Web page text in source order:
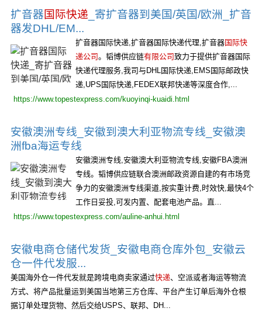
扩音器国际快递 _寄扩音器到美国/英国/欧洲_扩音
器发DHL/EM...
扩音器国际快递,扩音器国际快递代理,扩音器国际快
递公司。韬博供应链有限公司致力于提供扩音器国际
快递代理服务,我司与DHL国际快递,EMS国际邮政快
递,UPS国际快递,FEDEX联邦快递等深度合作,...
https://www.topestexpress.com/kuoyinqi-kuaidi.html
安徽澳洲专线_安徽到澳大利亚物流专线_安徽澳
洲fba海运专线
安徽澳洲专线,安徽澳大利亚物流专线,安徽FBA澳洲
专线。韬博供应链联合澳洲邮政资源自建的有市场竞
争力的安徽澳洲专线渠道,按实重计费,时效快,最快4个
工作日妥投,可发内置、配套电池产品。直...
https://www.topestexpress.com/auline-anhui.html
安徽电商仓储代发货_安徽电商仓库外包_安徽云
仓一件代发服...
美国海外仓一件代发就是跨境电商卖家通过快递、空派或者海运等物流
方式、将产品批量运到美国当地第三方仓库、平台产生订单后海外仓根
据订单处理货物、然后交给USPS、联邦、DH...